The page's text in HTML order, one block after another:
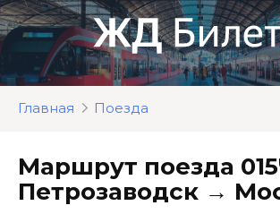
Перейти
к
контенту
Главная Поезда
Маршрут поезда
Петрозаводск →